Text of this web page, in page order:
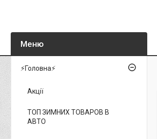
⚡Головна⚡
Акції
ТОП ЗИМНИХ ТОВАРОВ В
АВТО